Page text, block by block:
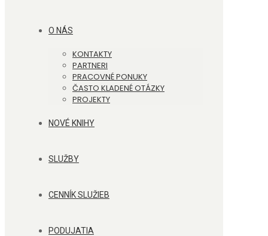
O NÁS
KONTAKTY
PARTNERI
PRACOVNÉ PONUKY
ČASTO KLADENÉ OTÁZKY
PROJEKTY
NOVÉ KNIHY
SLUŽBY
CENNÍK SLUŽIEB
PODUJATIA